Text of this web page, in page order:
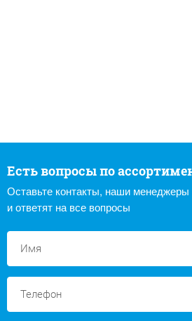
Есть вопросы по
Оставьте контакты, наши
и ответят на все вопросы